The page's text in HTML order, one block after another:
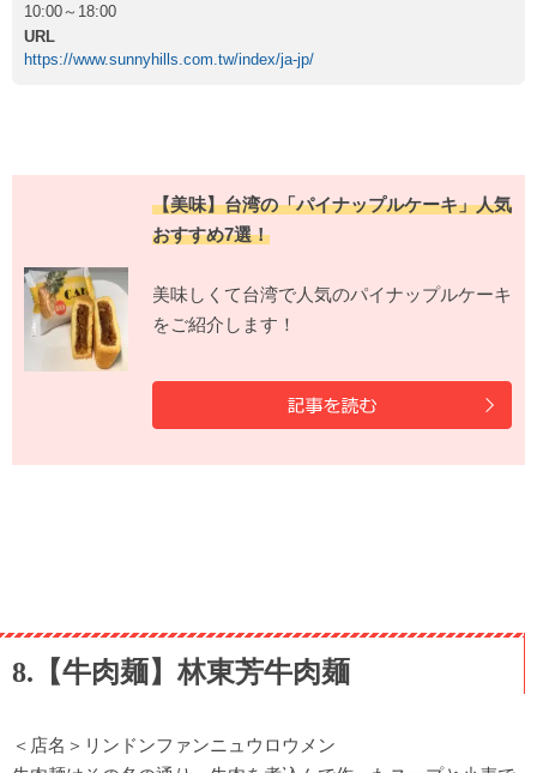
10:00～18:00
URL
https://www.sunnyhills.com.tw/index/ja-jp/
【美味】台湾の「パイナップルケーキ」人気
おすすめ7選！
美味しくて台湾で人気のパイナップルケーキ
をご紹介します！
8.【牛肉麺】林東芳牛肉麺
＜店名＞リンドンファンニュウロウメン